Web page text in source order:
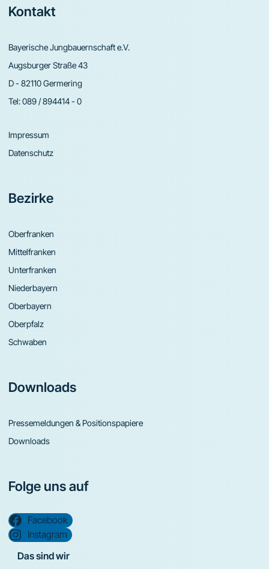
Footer
Kontakt
Bayerische Jungbauernschaft e.V.
Augsburger Straße 43
D - 82110 Germering
Tel:089 / 894414 - 0
Impressum
Datenschutz
Bezirke
Oberfranken
Mittelfranken
Unterfranken
Niederbayern
Oberbayern
Oberpfalz
Schwaben
Downloads
Pressemeldungen & Positionspapiere
Downloads
Folge uns auf
Facebook
Instagram
Das sind wir